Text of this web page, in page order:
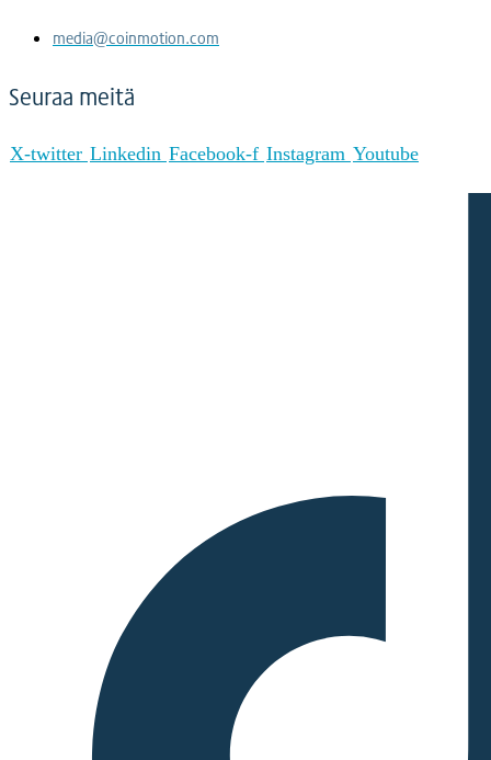
media@coinmotion.com
Seuraa meitä
X-twitter Linkedin Facebook-f Instagram Youtube